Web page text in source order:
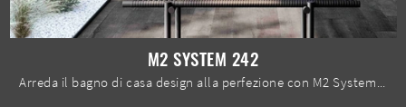
M2 SYSTEM 242
Arreda il bagno di casa design alla perfezione con M2 System 242, mobili bagno sospesi e accessori in laccato opaco di Baxar.